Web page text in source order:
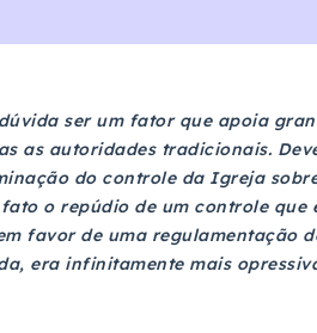
ser um fator que apoia
as autoridades tradicionais.
do controle da Igreja
o repúdio de um controle que
favor de uma regulamentação
era infinitamente mais